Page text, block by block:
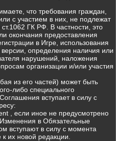
что требования граждан,
с участием в них, не подлежат
ГК РФ. В частности, это
окончания предоставления
в Игре, использования
определения наличия или
нарушений, наложения
организации и/или участия
из его частей) может быть
либо специального
вступает в силу с
, если иное не предусмотрено
в Обязательные
вступают в силу с момента
их новой редакции.